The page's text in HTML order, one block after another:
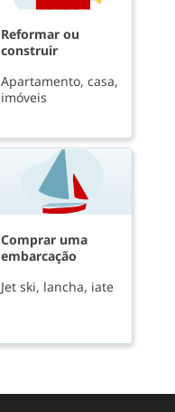
Reformar ou
construir
Apartamento, casa,
imóveis
Comprar uma
embarcação
Jet ski, lancha, iate